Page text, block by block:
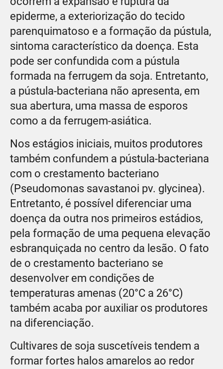
epiderme, a exteriorização do tecido
parenquimatoso e a formação da pústula,
sintoma característico da doença. Esta
pode ser confundida com a pústula
formada na ferrugem da soja. Entretanto,
a pústula-bacteriana não apresenta, em
sua abertura, uma massa de esporos
como a da ferrugem-asiática.
Nos estágios iniciais, muitos produtores
também confundem a pústula-bacteriana
com o crestamento bacteriano
(Pseudomonas savastanoi pv. glycinea).
Entretanto, é possível diferenciar uma
doença da outra nos primeiros estádios,
pela formação de uma pequena elevação
esbranquiçada no centro da lesão. O fato
de o crestamento bacteriano se
desenvolver em condições de
temperaturas amenas (20°C a 26°C)
também acaba por auxiliar os produtores
na diferenciação.
Cultivares de soja suscetíveis tendem a
formar fortes halos amarelos ao redor